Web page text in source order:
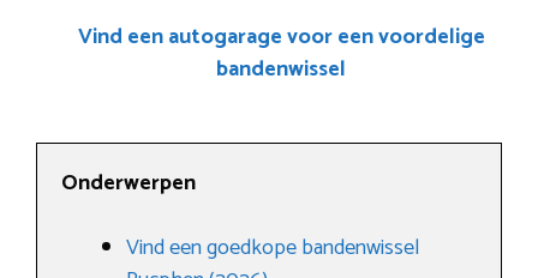
Vind een autogarage voor een voordelige
bandenwissel
Onderwerpen
Vind een goedkope bandenwissel